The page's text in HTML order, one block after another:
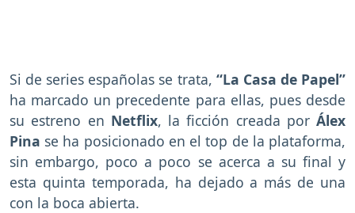
Si de series españolas se trata, “La Casa de Papel”
ha marcado un precedente para ellas, pues desde
su estreno en Netflix, la ficción creada por Álex
Pina se ha posicionado en el top de la plataforma,
sin embargo, poco a poco se acerca a su final y
esta quinta temporada, ha dejado a más de una
con la boca abierta.